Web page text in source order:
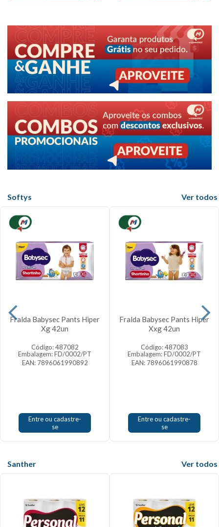
Softys
Fralda Babysec Pants Hiper
Xg 42un
Código: 487082
Embalagem: FD/0002/PT
EAN: 7896061990892
Entre ou cadastre-
se
Fralda Babysec Pants Hiper
Xxg 42un
Código: 487083
Embalagem: FD/0002/PT
EAN: 7896061990878
Entre ou cadastre-
se
Santher